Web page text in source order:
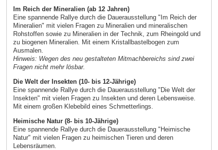
Im Reich der Mineralien (ab 12 Jahren)
Eine spannende Rallye durch die Dauerausstellung "Im Reich der
Mineralien" mit vielen Fragen zu Mineralien und mineralischen
Rohstoffen sowie zu Mineralien in der Technik, zum Rheingold und
zu biogenen Mineralien. Mit einem Kristallbastelbogen zum
Ausmalen.
Hinweis: Wegen des neu gestalteten Mitmachbereichs sind zwei
Fragen nicht mehr lösbar.
Die Welt der Insekten (10- bis 12-Jährige)
Eine spannende Rallye durch die Dauerausstellung "Die Welt der
Insekten" mit vielen Fragen zu Insekten und deren Lebensweise.
Mit einem großen Klebebild eines Schmetterlings.
Heimische Natur (8- bis 10-Jährige)
Eine spannende Rallye durch die Dauerausstellung "Heimische
Natur" mit vielen Fragen zu heimischen Tieren und deren
Lebensräumen.